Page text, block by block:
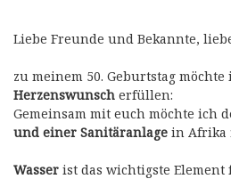
Liebe Freunde und Bekannte,
zu meinem 50. Geburtstag
Herzenswunsch erfüllen:
Gemeinsam mit euch möchte ich
und einer Sanitäranlage in Afrika
Wasser ist das wichtigste